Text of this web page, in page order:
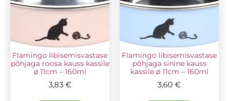
Flamingo libisemisvastase
põhjaga roosa kauss kassile
ø 11cm – 160ml
3,83 €
Flamingo libisemisvastase
põhjaga sinine kauss
kassile ø 11cm – 160ml
3,60 €